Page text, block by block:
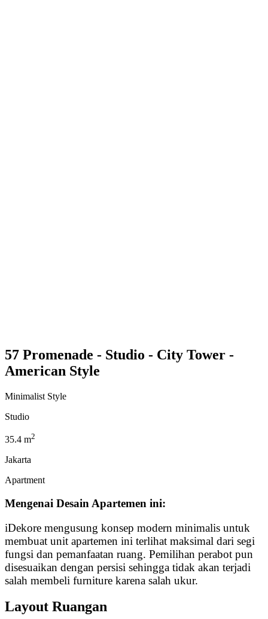
57 Promenade - Studio - City Tower -
American Style
Minimalist Style
Studio
35.4 m2
Jakarta
Apartment
Mengenai Desain Apartemen ini:
iDekore mengusung konsep modern minimalis untuk
membuat unit apartemen ini terlihat maksimal dari segi
fungsi dan pemanfaatan ruang. Pemilihan perabot pun
disesuaikan dengan persisi sehingga tidak akan terjadi
salah membeli furniture karena salah ukur.
Layout Ruangan